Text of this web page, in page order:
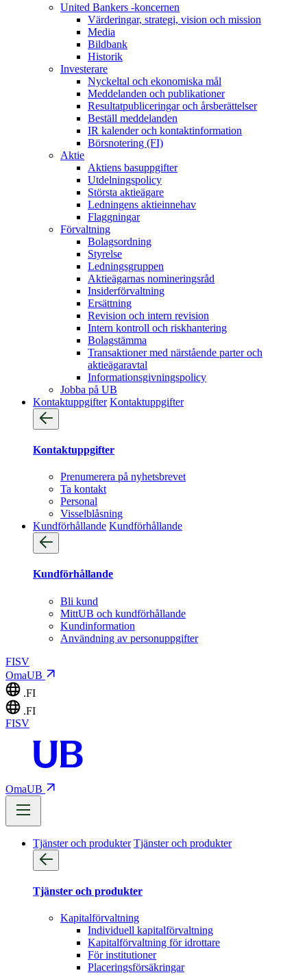
United Bankers -koncernen
Värderingar, strategi, vision och mission
Media
Bildbank
Historik
Investerare
Nyckeltal och ekonomiska mål
Meddelanden och publikationer
Resultatpubliceringar och årsberättelser
Beställ meddelanden
IR kalender och kontaktinformation
Börsnotering (FI)
Aktie
Aktiens basuppgifter
Utdelningspolicy
Största aktieägare
Ledningens aktieinnehav
Flaggningar
Förvaltning
Bolagsordning
Styrelse
Ledningsgruppen
Aktieägarnas nomineringsråd
Insiderförvaltning
Ersättning
Revision och intern revision
Intern kontroll och riskhantering
Bolagstämma
Transaktioner med närstående parter och
aktieägaravtal
Informationsgivningspolicy
Jobba på UB
Kontaktuppgifter Kontaktuppgifter
Kontaktuppgifter
Prenumerera på nyhetsbrevet
Ta kontakt
Personal
Visselblåsning
Kundförhållande Kundförhållande
Kundförhållande
Bli kund
MittUB och kundförhållande
Kundinformation
Användning av personuppgifter
FISV
OmaUB
.FI
.FI
FISV
OmaUB
Tjänster och produkter Tjänster och produkter
Tjänster och produkter
Kapitalförvaltning
Individuell kapitalförvaltning
Kapitalförvaltning för idrottare
För institutioner
Placeringsförsäkringar